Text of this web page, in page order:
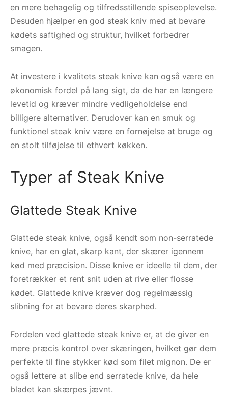
en mere behagelig og tilfredsstillende spiseoplevelse.
Desuden hjælper en god steak kniv med at bevare
kødets saftighed og struktur, hvilket forbedrer
smagen.
At investere i kvalitets steak knive kan også være en
økonomisk fordel på lang sigt, da de har en længere
levetid og kræver mindre vedligeholdelse end
billigere alternativer. Derudover kan en smuk og
funktionel steak kniv være en fornøjelse at bruge og
en stolt tilføjelse til ethvert køkken.
Typer af Steak Knive
Glattede Steak Knive
Glattede steak knive, også kendt som non-serratede
knive, har en glat, skarp kant, der skærer igennem
kød med præcision. Disse knive er ideelle til dem, der
foretrækker et rent snit uden at rive eller flosse
kødet. Glattede knive kræver dog regelmæssig
slibning for at bevare deres skarphed.
Fordelen ved glattede steak knive er, at de giver en
mere præcis kontrol over skæringen, hvilket gør dem
perfekte til fine stykker kød som filet mignon. De er
også lettere at slibe end serratede knive, da hele
bladet kan skærpes jævnt.